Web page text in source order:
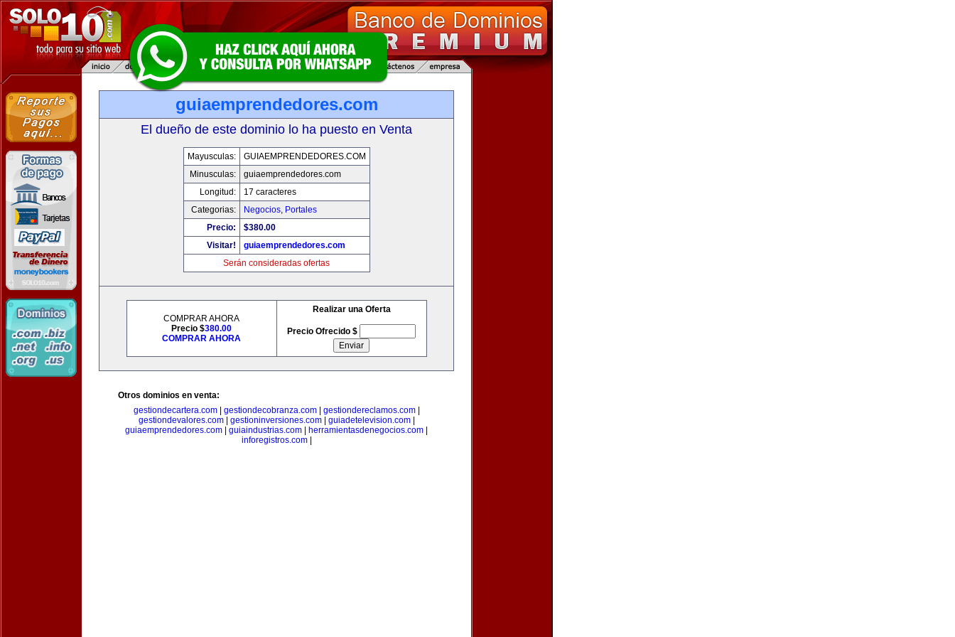
guiaemprendedores.com
El dueño de este dominio lo ha puesto en Venta
Mayusculas:
GUIAEMPRENDEDORES.COM
Minusculas:
guiaemprendedores.com
Longitud:
17 caracteres
Categorias:
Negocios, Portales
Precio:
$380.00
Visitar!
guiaemprendedores.com
Serán consideradas ofertas
COMPRAR AHORA
Precio $380.00
COMPRAR AHORA
Realizar una Oferta
Precio Ofrecido $
Otros dominios en venta:
gestiondecartera.com| gestiondecobranza.com| gestiondereclamos.com|
gestiondevalores.com| gestioninversiones.com| guiadetelevision.com|
guiaemprendedores.com
guiaindustrias.com herramientasdenegocios.com
inforegistros.com|